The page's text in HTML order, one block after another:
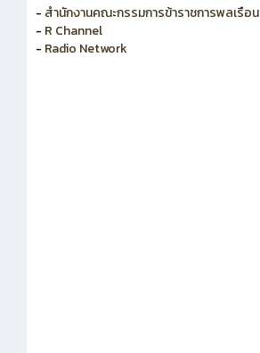
- สำนักงานคณะกรรมการข้าราชการพลเรือน
- R Channel
- Radio Network